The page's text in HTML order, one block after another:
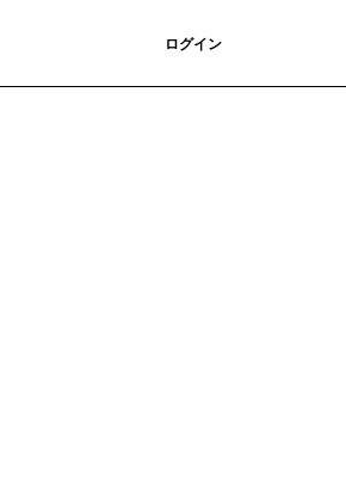
ログイン